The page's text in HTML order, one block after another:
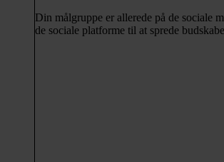
Din målgruppe er allerede på de sociale
de sociale platforme til at sprede